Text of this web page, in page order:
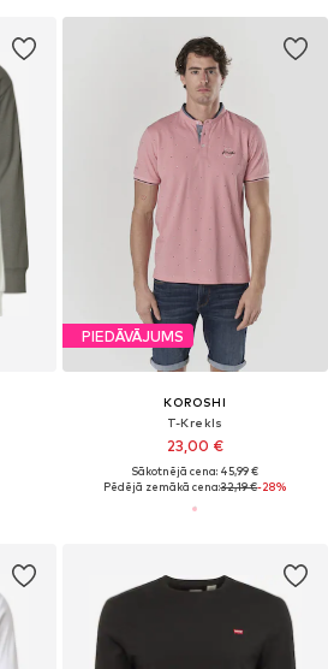
PIEDĀVĀJUMS
KOROSHI
T-Krekls
23,00 €
Sākotnējā cena: 45,99 €
Pēdējā zemākā cena:32,19 €-28%